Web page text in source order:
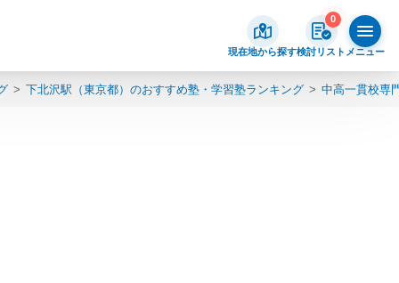
現在地から探す
0
検討リスト メニュー
下北沢駅（東京都）のおすすめ塾・学習塾ランキング 中高一貫校専